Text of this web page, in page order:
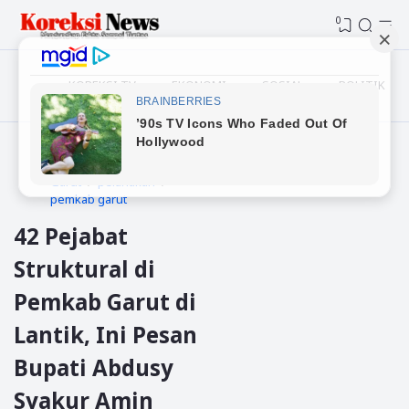
0
KOREKSI TV EKONOMI SOSIAL POLITIK
Beranda
Daerah
Garut
pelantikan
pemkab garut
42 Pejabat
Struktural di
Pemkab Garut di
Lantik, Ini Pesan
Bupati Abdusy
Syakur Amin